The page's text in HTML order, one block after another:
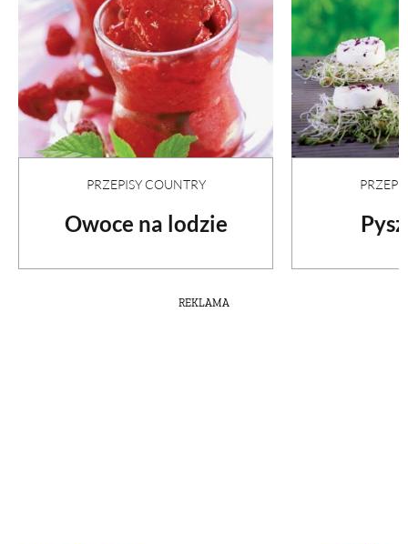
PRZEPISY COUNTRY
Owoce na lodzie
REKLAMA